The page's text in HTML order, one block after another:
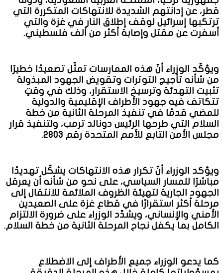
قطر، عن إدانتهم الشديدة للانتهاكات المتكررة التي
ترتكبها إسرائيل لوقف إطلاق النار في غزة والتي
أسفرت عن مقتل وإصابة أكثر من ألف فلسطيني.
ويؤكّد الوزراء أنّ هذه الممارسات تمثّل تصعيدًا خطيرًا
من شأنه تأجيج التوترات وتقويض الجهود المبذولة
تثبيت التهدئة وترسيخ الاستقرار، وذلك في وقتٍ
تتكاتف فيه جهود الأطراف الإقليمية والدولية
للمضي قدمًا في تنفيذ المرحلة الثانية من خطة
السلام التي طرحها الرئيس دونالد ترمب، ولتنفيذ قرار
مجلس الأمن التابع للأمم المتحدة رقم ٢٨٠٣.
ويؤكد الوزراء أنّ تكرار هذه الانتهاكات يشكّل تهديدًا
مباشرًا للمسار السياسي، على نحو من شأنه أن يعرقل
الجهود الجارية لتهيئة الظروف الملائمة للانتقال إلى
مرحلة أكثر استقرارًا في قطاع غزة على الصعيدين
الأمني والإنساني، ويشدّد الوزراء على ضرورة الالتزام
الكامل بما يكفل نجاح المرحلة الثانية من خطة السلام.
كما يدعو الوزراء جميع الأطراف إلى الاضطلاع